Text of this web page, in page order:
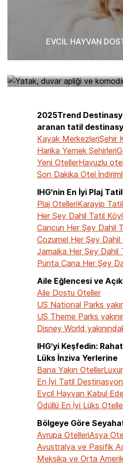
EVCIL HAYVAN
2025Trend
aranan tatil
Kayak MerkezleriŞehir
Harika Yemek Şehirleri
Yeni OtellerHavuzlu
Son Dakika Otel
IHG'nin En İyi Plaj
Plaj OtelleriKarayip
Her Şey Dahil Tatil
Cancun Her Şey Dahil
Cozumel Her Şey Dahil
Jamaika Her Şey Dahil
Punta Cana Her Şey
Aile Eğlencesi ve
Aile Dostu Oteller
US National Parks
US Theme Parks
Disney World
IHG'yi Keşfedin:
Lüks İnziva Yerlerine
Bana Yakın Oteller
En İyi Tatil
Evcil Hayvan Kabul
Ödüllü En İyi Lüks
Bölgeye Göre
Avrupa OtelleriAsya
Avustralya ve Pasifik
Meksika ve Orta